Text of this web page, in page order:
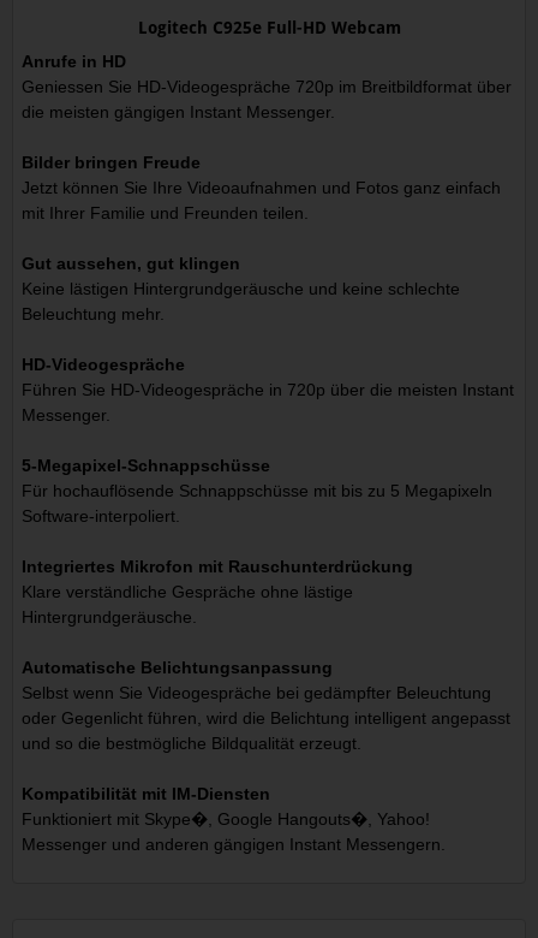
Logitech C925e Full-HD Webcam
Anrufe in HD
Geniessen Sie HD-Videogespräche 720p im Breitbildformat über
die meisten gängigen Instant Messenger.
Bilder bringen Freude
Jetzt können Sie Ihre Videoaufnahmen und Fotos ganz einfach
mit Ihrer Familie und Freunden teilen.
Gut aussehen, gut klingen
Keine lästigen Hintergrundgeräusche und keine schlechte
Beleuchtung mehr.
HD-Videogespräche
Führen Sie HD-Videogespräche in 720p über die meisten Instant
Messenger.
5-Megapixel-Schnappschüsse
Für hochauflösende Schnappschüsse mit bis zu 5 Megapixeln
Software-interpoliert.
Integriertes Mikrofon mit Rauschunterdrückung
Klare verständliche Gespräche ohne lästige
Hintergrundgeräusche.
Automatische Belichtungsanpassung
Selbst wenn Sie Videogespräche bei gedämpfter Beleuchtung
oder Gegenlicht führen, wird die Belichtung intelligent angepasst
und so die bestmögliche Bildqualität erzeugt.
Kompatibilität mit IM-Diensten
Funktioniert mit Skype�, Google Hangouts�, Yahoo!
Messenger und anderen gängigen Instant Messengern.